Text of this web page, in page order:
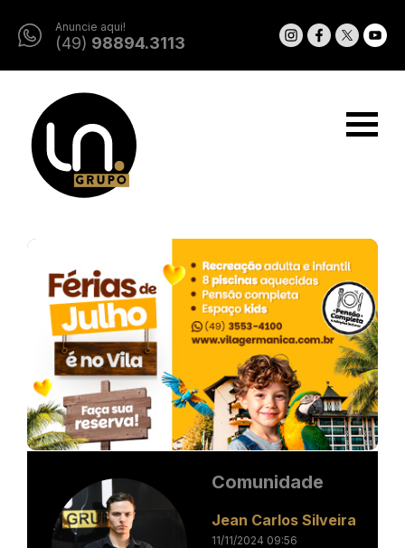
Anuncie aqui!
(49) 98894.3113
Comunidade
Jean Carlos Silveira
11/11/2024 09:56